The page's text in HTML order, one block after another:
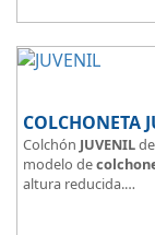
COLCHONETA
Colchón JUVENIL
modelo de
altura reducida.